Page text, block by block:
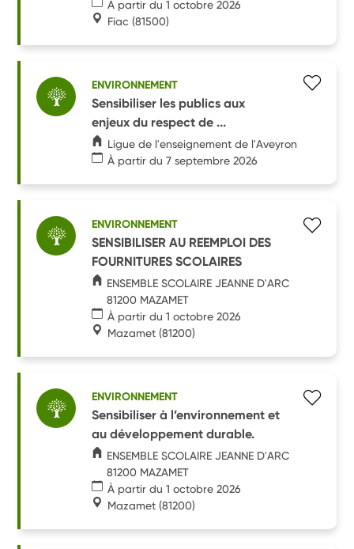
À partir du 1 octobre 2026
Fiac (81500)
ENVIRONNEMENT
Sensibiliser les publics aux
enjeux du respect de ...
Ligue de l'enseignement de l'Aveyron
À partir du 7 septembre 2026
ENVIRONNEMENT
SENSIBILISER AU REEMPLOI DES
FOURNITURES SCOLAIRES
ENSEMBLE SCOLAIRE JEANNE D'ARC
81200 MAZAMET
À partir du 1 octobre 2026
Mazamet (81200)
ENVIRONNEMENT
Sensibiliser à l’environnement et
au développement durable.
ENSEMBLE SCOLAIRE JEANNE D'ARC
81200 MAZAMET
À partir du 1 octobre 2026
Mazamet (81200)